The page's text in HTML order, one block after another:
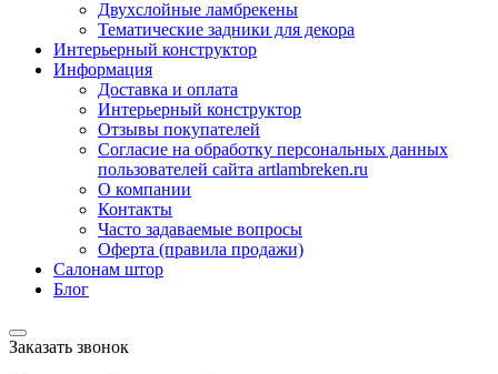
Двухслойные ламбрекены
Тематические задники для декора
Интерьерный конструктор
Информация
Доставка и оплата
Интерьерный конструктор
Отзывы покупателей
Согласие на обработку персональных данных
пользователей сайта artlambreken.ru
О компании
Контакты
Часто задаваемые вопросы
Оферта (правила продажи)
Салонам штор
Блог
Заказать звонок